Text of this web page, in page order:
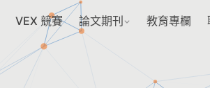
VEX 競賽 論文期刊 教育專欄